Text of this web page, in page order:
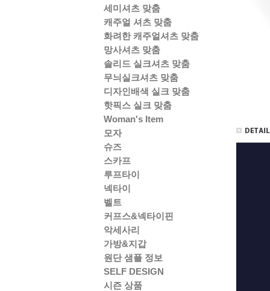
세미셔츠 맞춤
캐주얼 셔츠 맞춤
화려한 캐주얼셔츠 맞춤
망사셔츠 맞춤
솔리드 실크셔츠 맞춤
무늬실크셔츠 맞춤
디자인배색 실크 맞춤
핫픽스 실크 맞춤
Woman's Item
모자
슈즈
스카프
루프타이
넥타이
벨트
커프스&넥타이핀
악세사리
가방&지갑
원단 샘플 정보
SELF DESIGN
시즌 상품